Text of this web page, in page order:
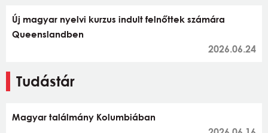
Új magyar nyelvi kurzus indult felnőttek számára
Queenslandben
2026.06.24
Tudástár
Magyar találmány Kolumbiában